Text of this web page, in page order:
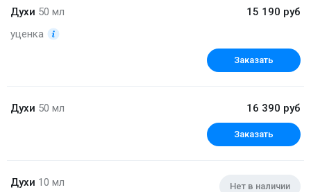
Духи 50 мл
уценка
15 190 руб
Заказать
Духи 50 мл 16 390 руб
Заказать
Духи 10 мл Нет в наличии